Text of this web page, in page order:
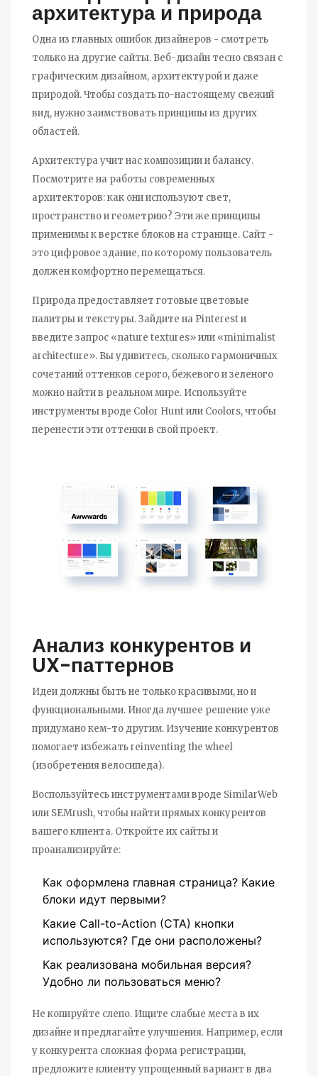
архитектура и природа
Одна из главных ошибок дизайнеров - смотреть
только на другие сайты. Веб-дизайн тесно связан с
графическим дизайном, архитектурой и даже
природой. Чтобы создать по-настоящему свежий
вид, нужно заимствовать принципы из других
областей.
Архитектура учит нас композиции и балансу.
Посмотрите на работы современных
архитекторов: как они используют свет,
пространство и геометрию? Эти же принципы
применимы к верстке блоков на странице. Сайт -
это цифровое здание, по которому пользователь
должен комфортно перемещаться.
Природа предоставляет готовые цветовые
палитры и текстуры. Зайдите на Pinterestи
введите запрос «nature textures» или «minimalist
architecture». Вы удивитесь, сколько гармоничных
сочетаний оттенков серого, бежевого и зеленого
можно найти в реальном мире. Используйте
инструменты вроде Color Hunt или Coolors, чтобы
перенести эти оттенки в свой проект.
Анализ конкурентов и
UX-паттернов
Идеи должны быть не только красивыми, но и
функциональными. Иногда лучшее решение уже
придумано кем-то другим. Изучение конкурентов
помогает избежать reinventing the wheel
(изобретения велосипеда).
Воспользуйтесь инструментами вроде SimilarWeb
или SEMrush, чтобы найти прямых конкурентов
вашего клиента. Откройте их сайты и
проанализируйте:
Как оформлена главная страница? Какие
блоки идут первыми?
Какие Call-to-Action (CTA) кнопки
используются? Где они расположены?
Как реализована мобильная версия?
Удобно ли пользоваться меню?
Не копируйте слепо. Ищите слабые места в их
дизайне и предлагайте улучшения. Например, если
у конкурента сложная форма регистрации,
предложите клиенту упрощенный вариант в два